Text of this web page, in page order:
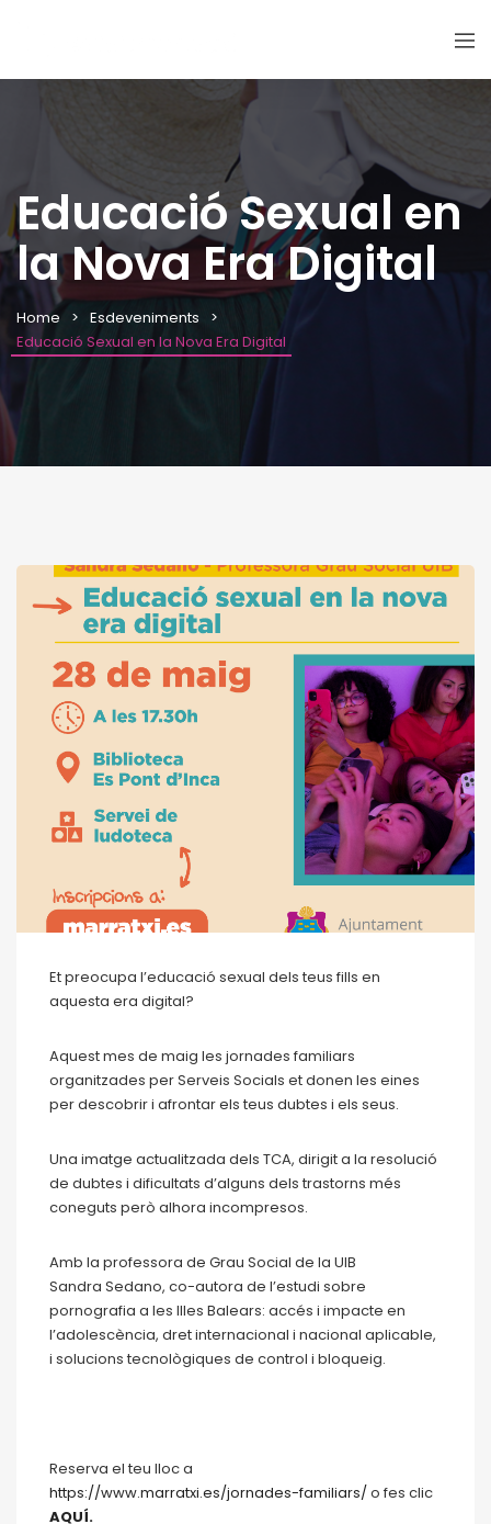
Educació Sexual en
la Nova Era Digital
Home
Esdeveniments
Educació Sexual en la Nova Era Digital
Et preocupa l’educació sexual dels teus fills en
aquesta era digital?
Aquest mes de maig les jornades familiars
organitzades per Serveis Socials et donen les eines
per descobrir i afrontar els teus dubtes i els seus.
Una imatge actualitzada dels TCA, dirigit a la resolució
de dubtes i dificultats d’alguns dels trastorns més
coneguts però alhora incompresos.
Amb la professora de Grau Social de la UIB
Sandra Sedano, co-autora de l’estudi sobre
pornografia a les Illes Balears: accés i impacte en
l’adolescència, dret internacional i nacional aplicable,
i solucions tecnològiques de control i bloqueig.
Reserva el teu lloc a
https://www.marratxi.es/jornades-familiars/o fes clic
AQUÍ.